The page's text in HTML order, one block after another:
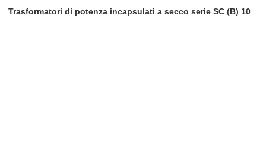
Trasformatori di potenza incapsulati a secco serie SC (B) 10